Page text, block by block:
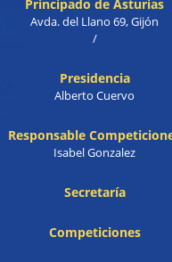
Principado de Asturias
Avda. del Llano 69, Gijón
/
Presidencia
Alberto Cuervo
Responsable
Isabel Gonzalez
Secretaría
Competiciones